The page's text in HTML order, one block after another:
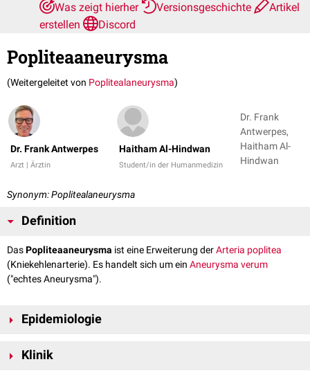
Was zeigt hierher
Versionsgeschichte
Artikel
erstellen
Discord
Popliteaaneurysma
(Weitergeleitet von Poplitealaneurysma)
Dr. Frank Antwerpes
Arzt | Ärztin
Haitham Al-Hindwan
Student/in der Humanmedizin
Dr. Frank
Antwerpes,
Haitham Al-
Hindwan
Synonym: Poplitealaneurysma
Definition
DasPopliteaaneurysma ist eine Erweiterung derArteria poplitea
(Kniekehlenarterie). Es handelt sich um ein Aneurysma verum
("echtes Aneurysma").
Epidemiologie
gering. Sie treten bevorzugt bei Männern auf. In 50-60% der Fälle können
Klinik